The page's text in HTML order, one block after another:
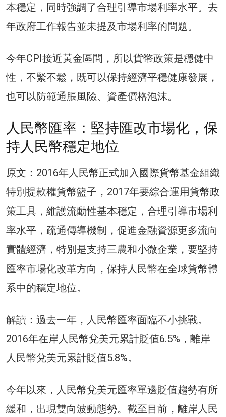
本穩定，同時強調了合理引導市場利率水平。去
年政府工作報告並未提及市場利率的問題。
今年CPI接近黃金區間，所以貨幣政策是穩健中
性，不緊不鬆，既可以保持經濟平穩健康發展，
也可以防範通脹風險、資產價格泡沫。
人民幣匯率：堅持匯改市場化，保
持人民幣穩定地位
原文：2016年人民幣正式加入國際貨幣基金組織
特別提款權貨幣籃子，2017年要綜合運用貨幣政
策工具，維護流動性基本穩定，合理引導市場利
率水平，疏通傳導機制，促進金融資源更多流向
實體經濟，特別是支持三農和小微企業，要堅持
匯率市場化改革方向，保持人民幣在全球貨幣體
系中的穩定地位。
解讀：過去一年，人民幣匯率面臨不小挑戰。
2016年在岸人民幣兌美元累計貶值6.5%，離岸
人民幣兌美元累計貶值5.8%。
今年以來，人民幣兌美元匯率單邊貶值趨勢有所
緩和，出現雙向波動態勢。截至目前，離岸人民